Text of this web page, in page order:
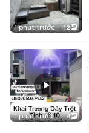
1 phút trước 12
1 phút trước 4